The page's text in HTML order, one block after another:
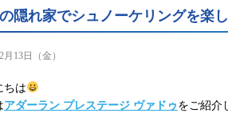
隠れ家でシュノーケリングを楽し
月13日（金）
ちは
アダーラン プレステージ ヴァドゥ をご紹介